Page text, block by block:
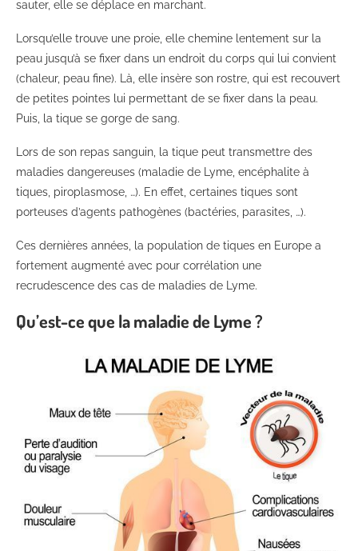
sauter, elle se déplace en marchant.
Lorsqu’elle trouve une proie, elle chemine lentement sur la
peau jusqu’à se fixer dans un endroit du corps qui lui convient
(chaleur, peau fine). Là, elle insère son rostre, qui est recouvert
de petites pointes lui permettant de se fixer dans la peau.
Puis, la tique se gorge de sang.
Lors de son repas sanguin, la tique peut transmettre des
maladies dangereuses (maladie de Lyme, encéphalite à
tiques, piroplasmose, …). En effet, certaines tiques sont
porteuses d’agents pathogènes (bactéries, parasites, …).
Ces dernières années, la population de tiques en Europe a
fortement augmenté avec pour corrélation une
recrudescence des cas de maladies de Lyme.
Qu’est-ce que la maladie de Lyme ?